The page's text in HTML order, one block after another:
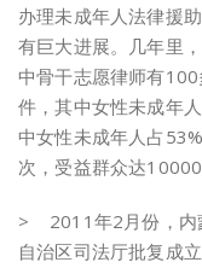
办理未成年人法律援
有巨大进展。几年里
中骨干志愿律师有
件，其中女性未成年
中女性未成年人占
次，受益群众达
> 2011年2月份，内
自治区司法厅批复成